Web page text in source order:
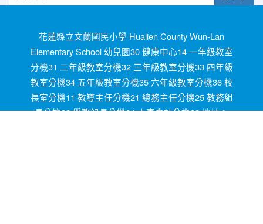
花蓮縣立文蘭國民小學 Hualien County Wun-Lan
Elementary School 幼兒園30 健康中心14 一年級教室
分機31 二年級教室分機32 三年級教室分機33 四年級
教室分機34 五年級教室分機35 六年級教室分機36 校
長室分機11 教導主任分機21 總務主任分機25 教務組
長分機22 學務組長分機24 人事會計分機23 地址：